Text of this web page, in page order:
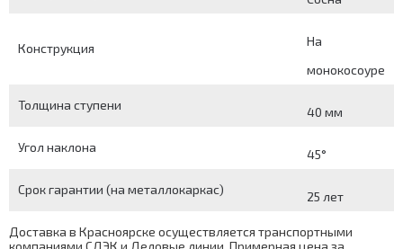
Конструкция
На
монокосоуре
Толщина ступени 40 мм
Угол наклона 45°
Срок гарантии (на металлокаркас) 25 лет
Доставка в Красноярске осуществляется транспортными